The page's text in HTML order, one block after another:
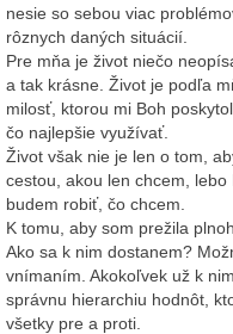
nesie so sebou viac
rôznych daných situácií.
Pre mňa je život niečo
a tak krásne. Život je podľa
milosť, ktorou mi Boh
čo najlepšie využívať.
Život však nie je len o tom,
cestou, akou len chcem,
budem robiť, čo chcem.
K tomu, aby som prežila
Ako sa k nim dostanem?
vnímaním. Akokoľvek už k
správnu hierarchiu hodnôt,
všetky pre a proti.